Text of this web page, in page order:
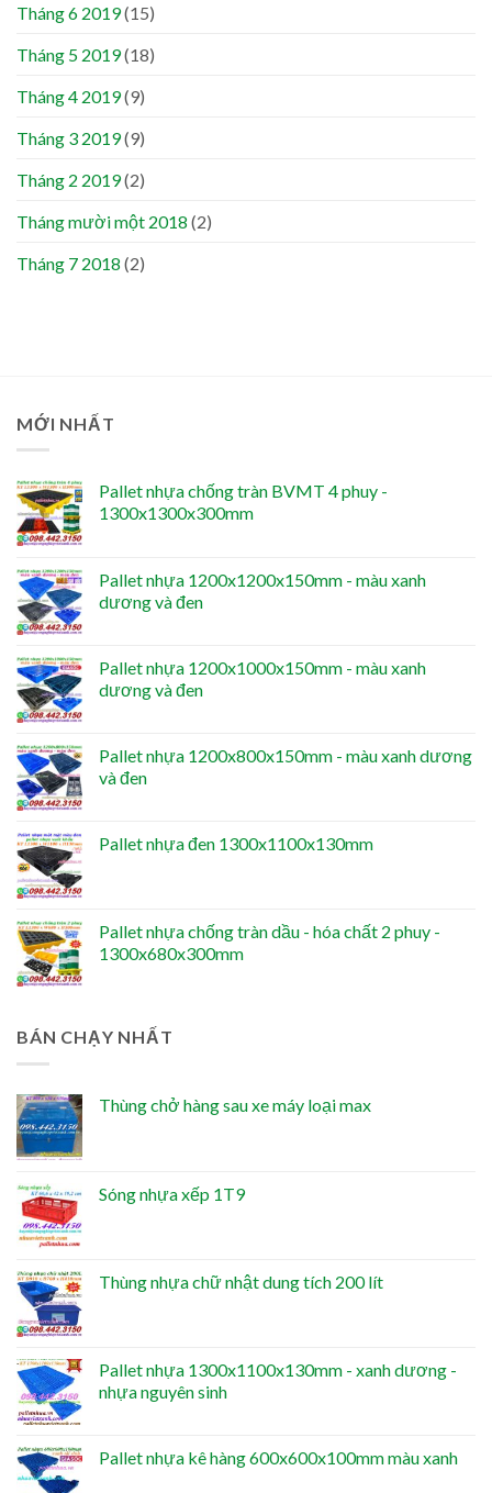
Tháng 6 2019(15)
Tháng 5 2019(18)
Tháng 4 2019(9)
Tháng 3 2019(9)
Tháng 2 2019(2)
Tháng mười một 2018 (2)
Tháng 7 2018 (2)
MỚI NHẤT
Pallet nhựa chống tràn BVMT 4 phuy -
1300x1300x300mm
Pallet nhựa 1200x1200x150mm - màu xanh
dương và đen
Pallet nhựa 1200x1000x150mm - màu xanh
dương và đen
Pallet nhựa 1200x800x150mm - màu xanh dương
và đen
Pallet nhựa đen 1300x1100x130mm
Pallet nhựa chống tràn dầu - hóa chất 2 phuy -
1300x680x300mm
BÁN CHẠY NHẤT
Thùng chở hàng sau xe máy loại max
Sóng nhựa xếp 1T9
Thùng nhựa chữ nhật dung tích 200 lít
Pallet nhựa 1300x1100x130mm - xanh dương -
nhựa nguyên sinh
Pallet nhựa kê hàng 600x600x100mm màu xanh